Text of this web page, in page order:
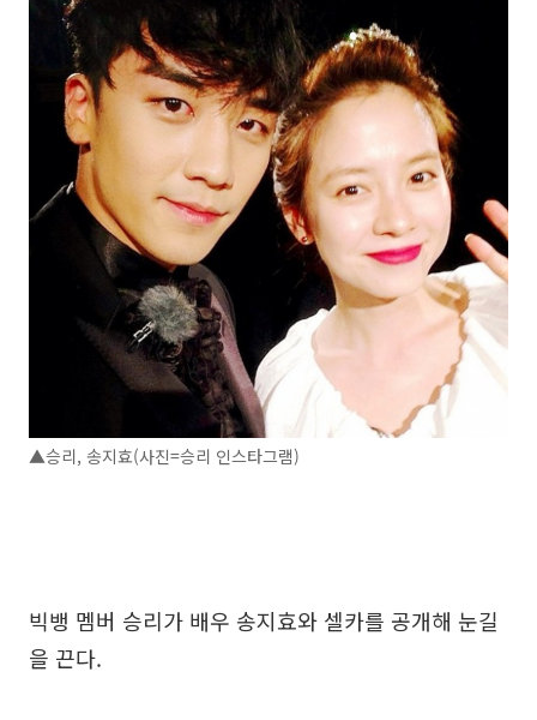
▲승리, 송지효(사진=승리 인스타그램)
빅뱅 멤버 승리가 배우 송지효와 셀카를 공개해 눈길
을 끈다.